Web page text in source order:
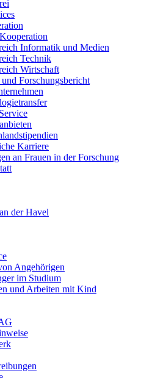
Informatik und Medien
Technik
Wirtschaft
Forschungsbericht
Karriere
an Frauen in der Forschung
der Havel
Angehörigen
im Studium
und Arbeiten mit Kind